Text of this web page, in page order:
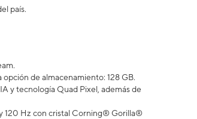
país.
de almacenamiento: 128 GB.
y tecnología Quad Pixel, además de
120 Hz con cristal Corning® Gorilla®